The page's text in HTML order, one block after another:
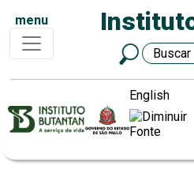
menu
English